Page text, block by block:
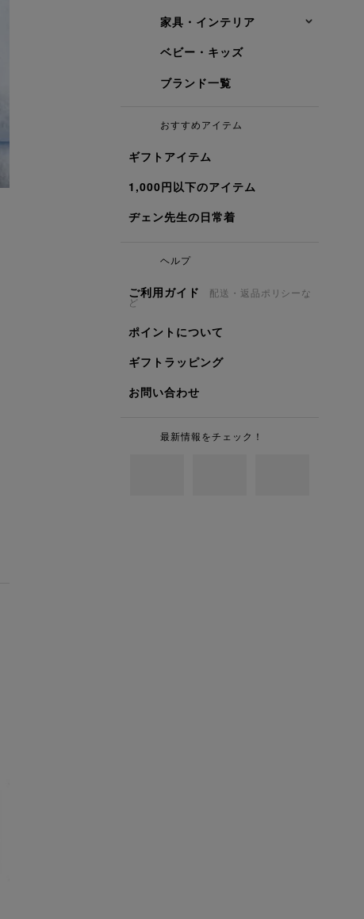
家具・インテリア
ベビー・キッズ
ブランド一覧
おすすめアイテム
ギフトアイテム
1,000円以下のアイテム
ヂェン先生の日常着
ヘルプ
ご利用ガイド 配送・返品ポリシーな
ど
ポイントについて
ギフトラッピング
お問い合わせ
最新情報をチェック！